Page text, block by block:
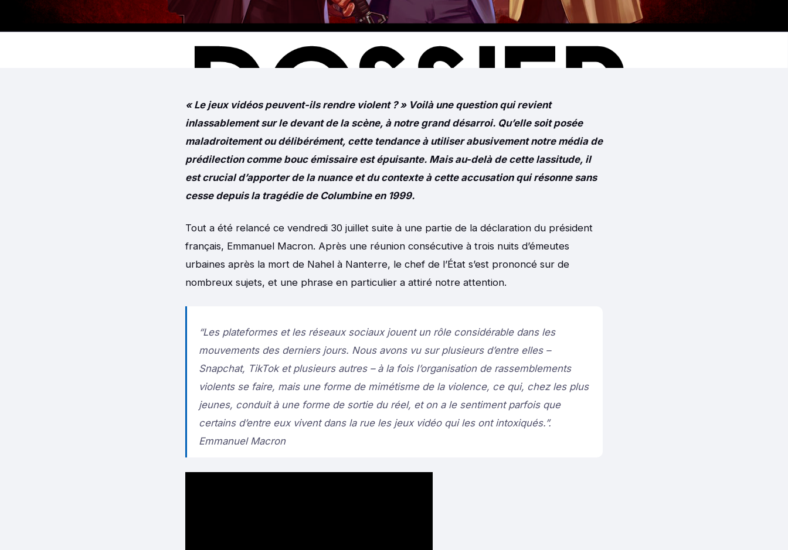
« Le jeux vidéos peuvent-ils rendre violent ? » Voilà une question qui revient
inlassablement sur le devant de la scène, à notre grand désarroi. Qu’elle soit posée
maladroitement ou délibérément, cette tendance à utiliser abusivement notre média de
prédilection comme bouc émissaire est épuisante. Mais au-delà de cette lassitude, il
est crucial d’apporter de la nuance et du contexte à cette accusation qui résonne sans
cesse depuis la tragédie de Columbine en 1999.
Tout a été relancé ce vendredi 30 juillet suite à une partie de la déclaration du président
français, Emmanuel Macron. Après une réunion consécutive à trois nuits d’émeutes
urbaines après la mort de Nahel à Nanterre, le chef de l’État s’est prononcé sur de
nombreux sujets, et une phrase en particulier a attiré notre attention.
“Les plateformes et les réseaux sociaux jouent un rôle considérable dans les
mouvements des derniers jours. Nous avons vu sur plusieurs d’entre elles –
Snapchat, TikTok et plusieurs autres – à la fois l’organisation de rassemblements
violents se faire, mais une forme de mimétisme de la violence, ce qui, chez les plus
jeunes, conduit à une forme de sortie du réel, et on a le sentiment parfois que
certains d’entre eux vivent dans la rue les jeux vidéo qui les ont intoxiqués.”.
Emmanuel Macron